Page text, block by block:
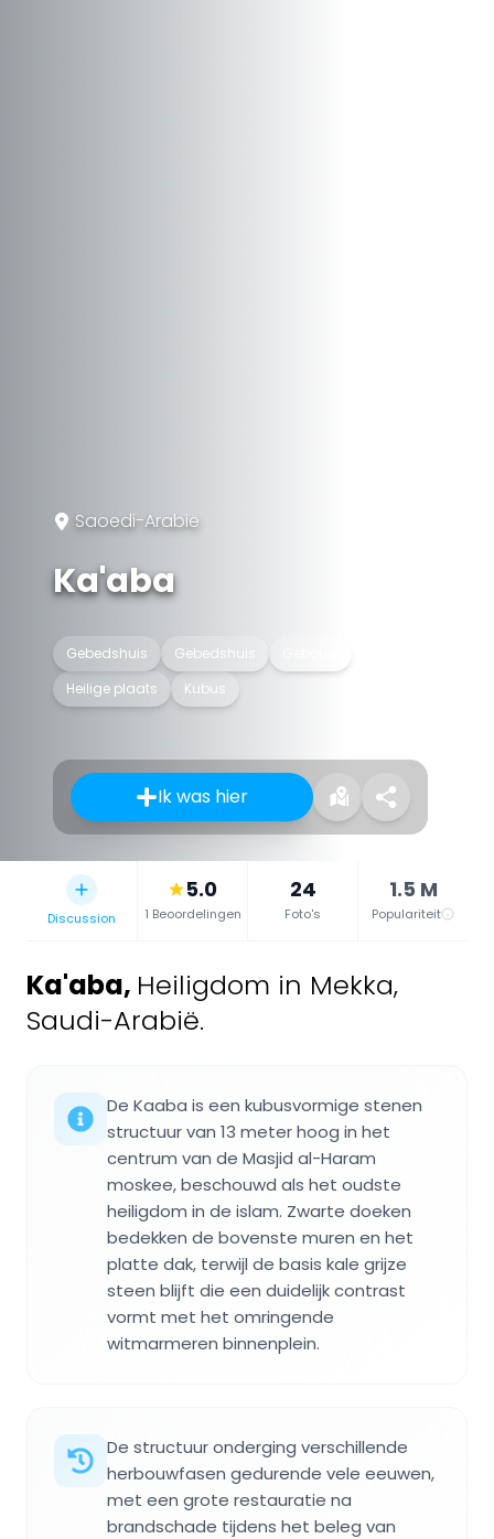
Saoedi-Arabië
Ka'aba
Gebedshuis Gebedshuis
Heilige plaats
Kubus
Ik was hier
Discussion
5.0
1 Beoordelingen
24
Foto's
1.5 M
Populariteit
Ka'aba, Heiligdom in Mekka,
Saudi-Arabië.
De Kaaba is een kubusvormige stenen
structuur van 13 meter hoog in het
centrum van de Masjid al-Haram
moskee, beschouwd als het oudste
heiligdom in de islam. Zwarte doeken
bedekken de bovenste muren en het
platte dak, terwijl de basis kale grijze
steen blijft die een duidelijk contrast
vormt met het omringende
witmarmeren binnenplein.
De structuur onderging verschillende
herbouwfasen gedurende vele eeuwen,
met een grote restauratie na
brandschade tijdens het beleg van